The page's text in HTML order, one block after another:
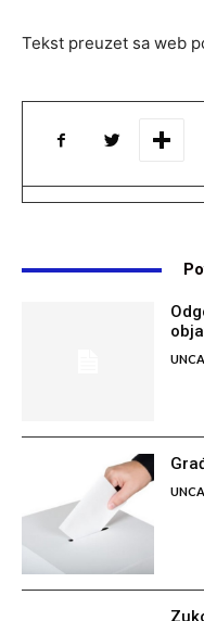
Tekst preuzet sa web